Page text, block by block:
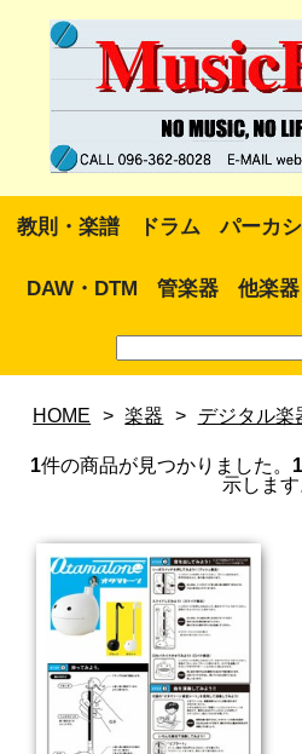
教則・楽譜 ドラム パーカ
DAW・DTM 管楽器 他楽器
HOME > 楽器 > デジタル楽
1件の商品が見つかりました。 1
示します